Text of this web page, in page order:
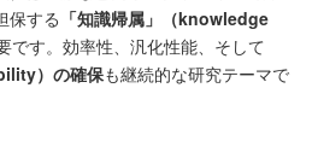
保する 「知識帰属」（knowledge
です。効率性、汎化性能、そして
）の確保も継続的な研究テーマで